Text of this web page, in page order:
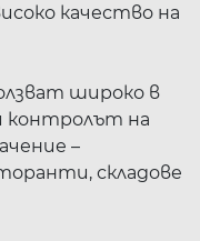
качество на
широко в
контролът на
–
складове